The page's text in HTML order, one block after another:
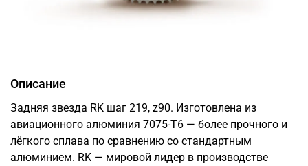
Описание
Задняя звезда RK шаг 219, z90. Изготовлена из
авиационного алюминия 7075-T6 — более прочного и
лёгкого сплава по сравнению со стандартным
алюминием. RK — мировой лидер в производстве